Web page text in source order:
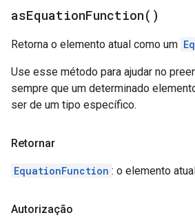
asEquationFunction( )
Retorna o elemento atual como um
Use esse método para ajudar no
sempre que um determinado
ser de um tipo específico.
Retornar
EquationFunction : o elemento
Autorização